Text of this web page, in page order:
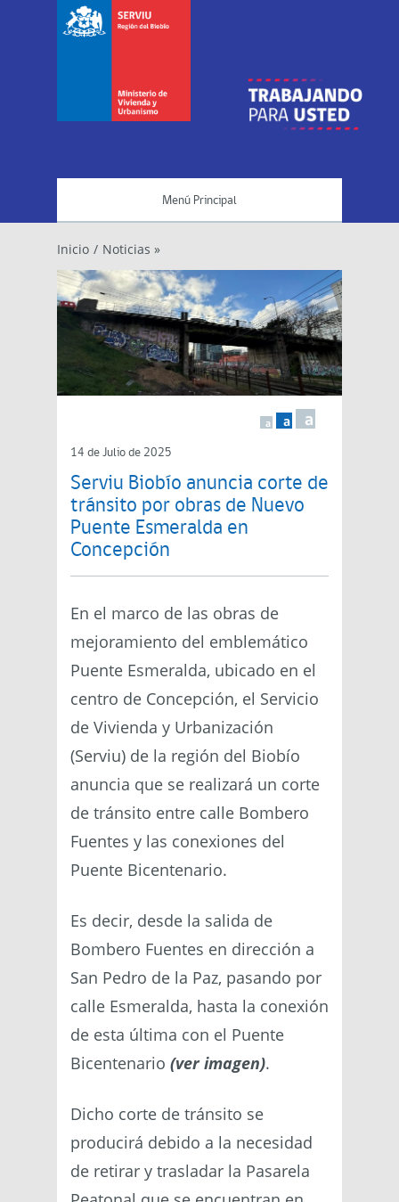
Menú Principal
Inicio / Noticias »
a a a
14 de Julio de 2025
Serviu Biobío anuncia corte de
tránsito por obras de Nuevo
Puente Esmeralda en
Concepción
En el marco de las obras de
mejoramiento del emblemático
Puente Esmeralda, ubicado en el
centro de Concepción, el Servicio
de Vivienda y Urbanización
(Serviu) de la región del Biobío
anuncia que se realizará un corte
de tránsito entre calle Bombero
Fuentes y las conexiones del
Puente Bicentenario.
Es decir, desde la salida de
Bombero Fuentes en dirección a
San Pedro de la Paz, pasando por
calle Esmeralda, hasta la conexión
de esta última con el Puente
Bicentenario (ver imagen).
Dicho corte de tránsito se
producirá debido a la necesidad
de retirar y trasladar la Pasarela